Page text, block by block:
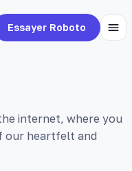
Essayer Roboto
internet, where you
our heartfelt and